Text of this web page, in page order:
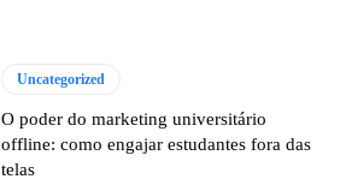
Uncategorized
O poder do marketing universitário
offline: como engajar estudantes fora das
telas